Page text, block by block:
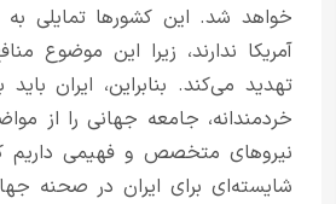
خواهد شد. این کشورها تمایلی به
آمریکا ندارند، زیرا این موضوع
تهدید می‌کند. بنابراین، ایران
خردمندانه، جامعه جهانی را از
نیروهای متخصص و فهیمی داریم
شایسته‌ای برای ایران در صحنه